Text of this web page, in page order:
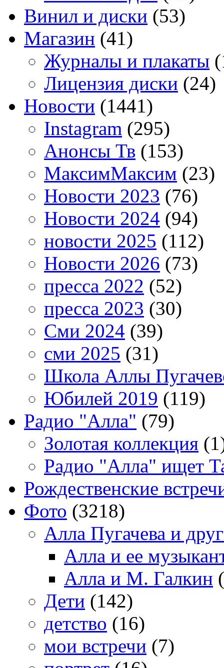
Винил и диски (53)
Магазин (41)
Журналы и плакаты
Лицензия диски (24)
Новости (1441)
Instagram (295)
Анонсы Тв (153)
МаксимМаксим (23)
Новости 2023 (76)
Новости 2024 (94)
новости 2025 (112)
Новости 2026 (73)
пресса 2022 (52)
пресса 2023 (30)
Сми 2024 (39)
сми 2025 (31)
Школа Аллы
Юбилей 2019 (119)
Радио "Алла" (79)
Золотая коллекция
Радио "Алла" ищет
Рождественские
Фото (3218)
Алла Пугачева и
Алла и ее
Алла и М. Галкин
Дети (142)
детство (16)
мои встречи (7)